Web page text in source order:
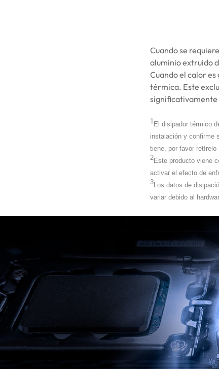
Cuando se
aluminio extruido
Cuando el calor
térmica. Este
significativamente
1El disipador térmico
instalación y confirme
tiene, por favor retírelo
2Este producto viene
activar el efecto de
3Los datos de
variar debido al